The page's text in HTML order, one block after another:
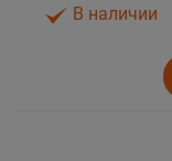
В наличии